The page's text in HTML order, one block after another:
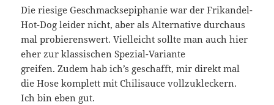
Die riesige Geschmacksepiphanie war der Frikandel-
Hot-Dog leider nicht, aber als Alternative durchaus
mal probierenswert. Vielleicht sollte man auch hier
eher zur klassischen Spezial-Variante
greifen. Zudem hab ich’s geschafft, mir direkt mal
die Hose komplett mit Chilisauce vollzukleckern.
Ich bin eben gut.